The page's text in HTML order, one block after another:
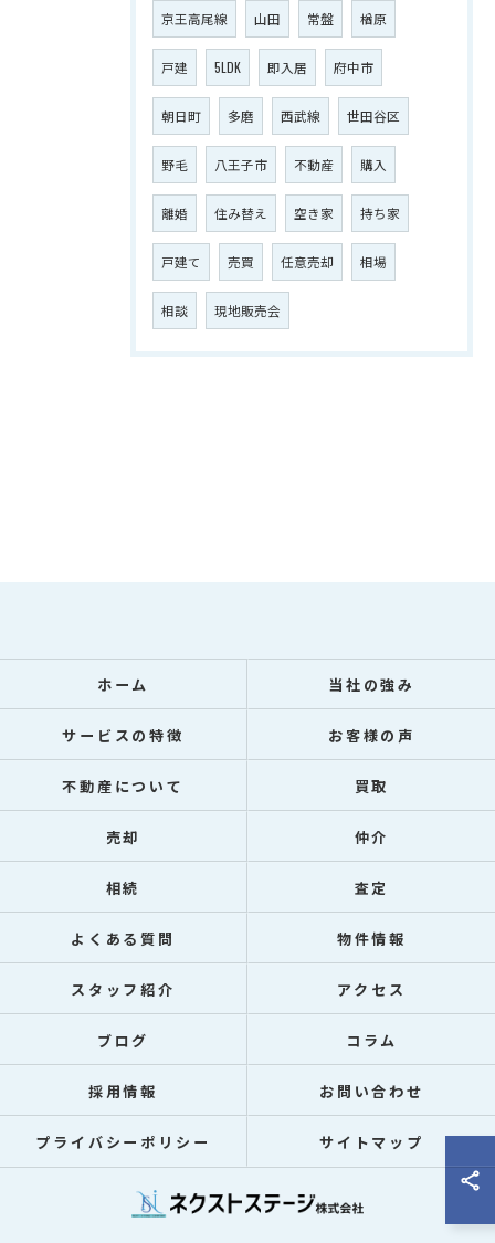
京王高尾線 山田 常盤 楢原
戸建 5LDK 即入居 府中市
朝日町 多磨 西武線 世田谷区
野毛 八王子市 不動産 購入
離婚 住み替え 空き家 持ち家
戸建て 売買 任意売却 相場
相談 現地販売会
ホーム 当社の強み
サービスの特徴 お客様の声
不動産について 買取
売却 仲介
相続 査定
よくある質問 物件情報
スタッフ紹介 アクセス
ブログ コラム
採用情報 お問い合わせ
プライバシーポリシー サイトマップ